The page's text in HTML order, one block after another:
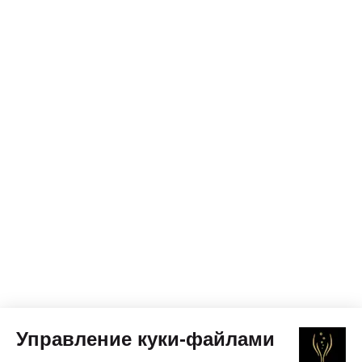
Управление куки-файлами